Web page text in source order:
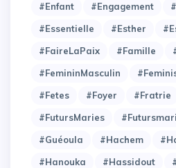
#Enfant
#Engagement
#Essentielle
#Esther
#FaireLaPaix
#Famille
#FemininMasculin
#Fetes
#Foyer #Fratrie
#FutursMaries
#Guéoula
#Hachem
#Hanouka
#Hassidout